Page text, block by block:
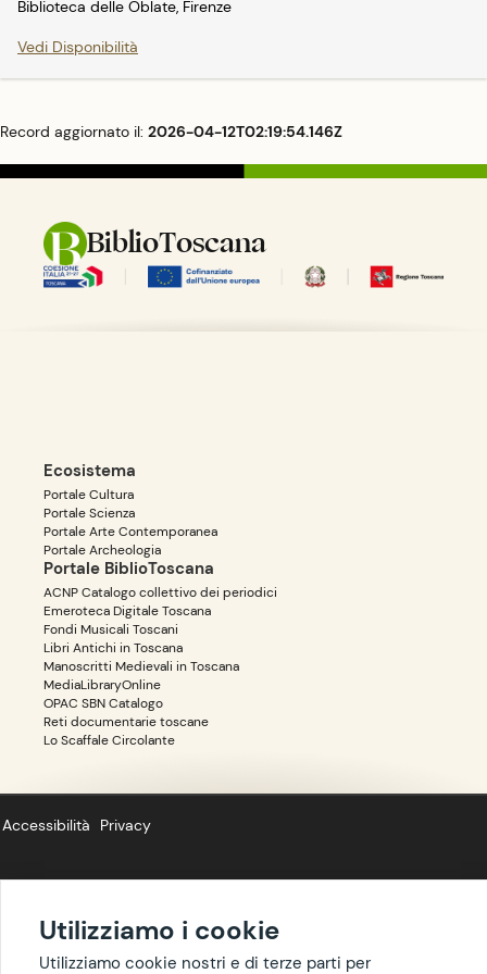
Biblioteca delle Oblate, Firenze
Vedi Disponibilità
Record aggiornato il: 2026-04-12T02:19:54.146Z
BiblioToscana
Ecosistema
Portale Cultura
Portale Scienza
Portale Arte Contemporanea
Portale Archeologia
Portale BiblioToscana
ACNP Catalogo collettivo dei periodici
Emeroteca Digitale Toscana
Fondi Musicali Toscani
Libri Antichi in Toscana
Manoscritti Medievali in Toscana
MediaLibraryOnline
OPAC SBN Catalogo
Reti documentarie toscane
Lo Scaffale Circolante
Accessibilità Privacy
Copyright ©BIBLIOTOSCANA: tutti i diritti riservati quanto ai dati delle
risorse. I contenuti estratti da Wikipedia sono riproducibili con licenza
Utilizziamo i cookie
Utilizziamo cookie nostri e di terze parti per